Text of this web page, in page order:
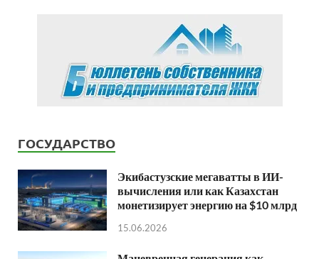
ГОСУДАРСТВО
Экибастузские мегаватты в ИИ-
вычисления или как Казахстан
монетизирует энергию на $10 млрд
15.06.2026